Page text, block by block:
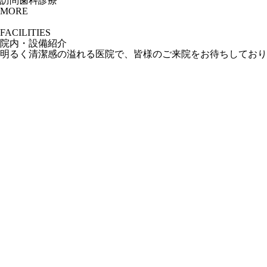
MORE
FACILITIES
院内・設備紹介
明るく清潔感の溢れる医院で、 皆様のご来院をお待ちしてお